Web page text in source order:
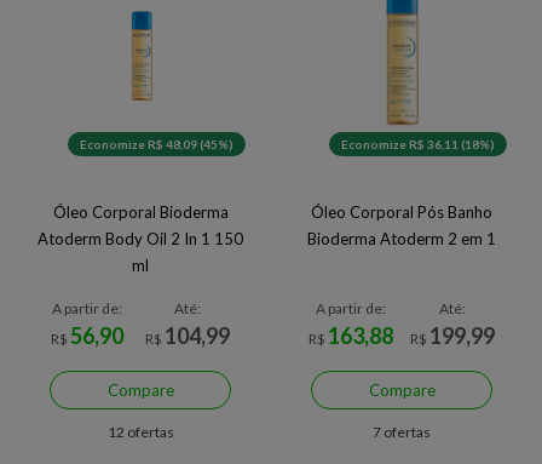
Economize R$ 48,09 (45%)
Óleo Corporal Bioderma
Atoderm Body Oil 2 In 1 150
ml
A partir de:
R$ 56,90
Até:
R$ 104,99
Compare
12 ofertas
Economize R$ 36,11 (18%)
Óleo Corporal Pós Banho
Bioderma Atoderm 2 em 1
A partir de:
R$ 163,88
Até:
R$ 199,99
Compare
7 ofertas